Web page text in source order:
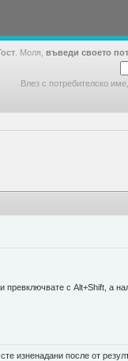
. Моля, въведи своето
Влез с потребителско
с Alt+Shift, а
изненадани после от